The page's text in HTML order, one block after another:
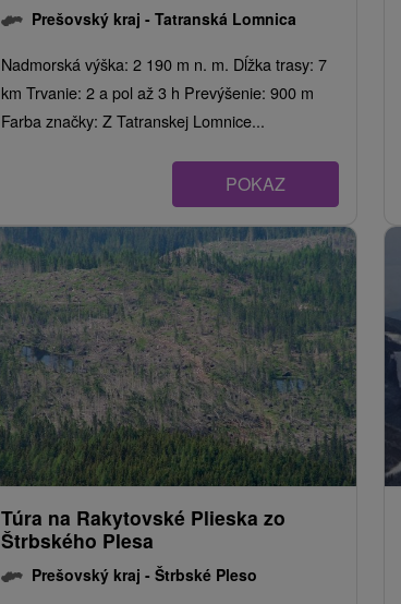
Prešovský kraj - Tatranská Lomnica
Nadmorská výška: 2 190 m n. m. Dĺžka trasy: 7
km Trvanie: 2 a pol až 3 h Prevýšenie: 900 m
Farba značky: Z Tatranskej Lomnice...
POKAZ
Túra na Rakytovské Plieska zo
Štrbského Plesa
Prešovský kraj - Štrbské Pleso